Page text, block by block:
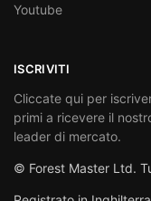
Youtube
ISCRIVITI
Cliccate qui per
primi a ricevere il
leader di mercato.
© Forest Master Ltd.